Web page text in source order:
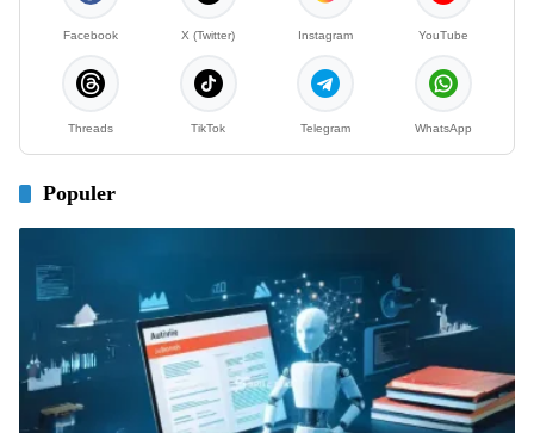
Facebook X (Twitter) Instagram YouTube
Threads TikTok Telegram WhatsApp
Populer